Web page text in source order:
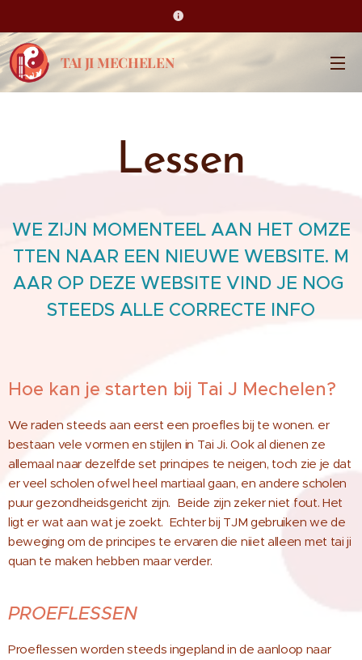
TAI JI MECHELEN
Lessen
WE ZIJN MOMENTEEL AAN HET OMZE
TTEN NAAR EEN NIEUWE WEBSITE. M
AAR OP DEZE WEBSITE VIND JE NOG
STEEDS ALLE CORRECTE INFO
Hoe kan je starten bij Tai J Mechelen?
We raden steeds aan eerst een proefles bij te wonen. er
bestaan vele vormen en stijlen in Tai Ji. Ook al dienen ze
allemaal naar dezelfde set principes te neigen, toch zie je dat
er veel scholen ofwel heel martiaal gaan, en andere scholen
puur gezondheidsgericht zijn. Beide zijn zeker niet fout. Het
ligt er wat aan wat je zoekt. Echter bij TJM gebruiken we de
beweging om de principes te ervaren die niiet alleen met tai ji
quan te maken hebben maar verder.
PROEFLESSEN
Proeflessen worden steeds ingepland in de aanloop naar